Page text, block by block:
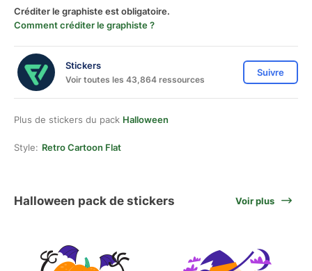
Créditer le graphiste est obligatoire.
Comment créditer le graphiste ?
Stickers
Voir toutes les 43,864 ressources
Suivre
Plus de stickers du pack Halloween
Style: Retro Cartoon Flat
Halloween pack de stickers Voir plus